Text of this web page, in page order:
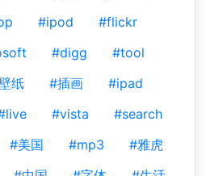
#ipod
#flickr
#digg
#tool
纸 #插画
#ipad
#vista
#search
#美国 #mp3
#雅虎